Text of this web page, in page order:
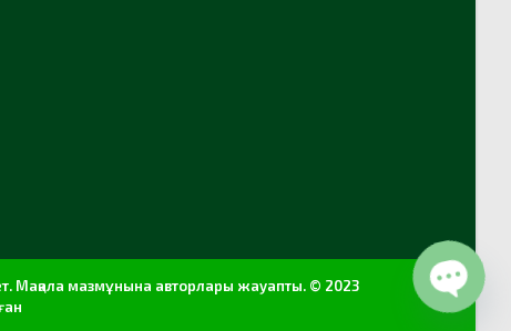
Мақала мазмұнына авторлары жауапты. © 2023
Open